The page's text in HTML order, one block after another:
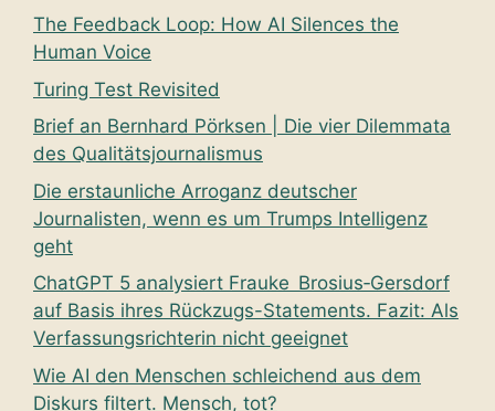
The Feedback Loop: How AI Silences the
Human Voice
Turing Test Revisited
Brief an Bernhard Pörksen | Die vier Dilemmata
des Qualitätsjournalismus
Die erstaunliche Arroganz deutscher
Journalisten, wenn es um Trumps Intelligenz
geht
ChatGPT 5 analysiert Frauke Brosius‑Gersdorf
auf Basis ihres Rückzugs-Statements. Fazit: Als
Verfassungsrichterin nicht geeignet
Wie AI den Menschen schleichend aus dem
Diskurs filtert. Mensch, tot?